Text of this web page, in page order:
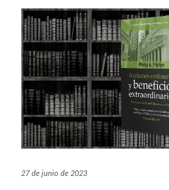
27 de junio de 2023